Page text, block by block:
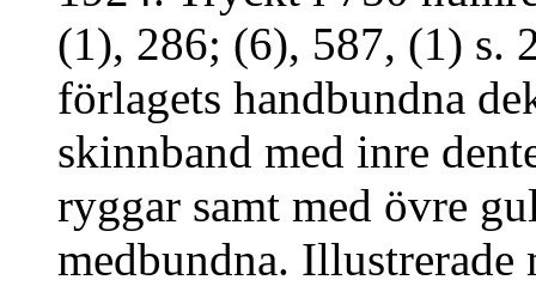
(1), 286; (6), 587, (1) s.
förlagets handbundna
skinnband med inre
ryggar samt med övre
medbundna. Illustrerade